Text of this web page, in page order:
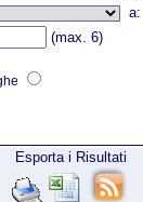
a:
(max. 6)
Esporta i Risultati